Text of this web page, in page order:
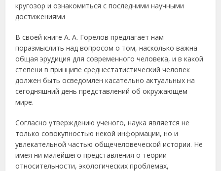
кругозор и ознакомиться с последними научными
достижениями
В своей книге А. А. Горелов предлагает нам
поразмыслить над вопросом о том, насколько важна
общая эрудиция для современного человека, и в какой
степени в принципе среднестатистический человек
должен быть осведомлен касательно актуальных на
сегодняшний день представлений об окружающем
мире.
Согласно утверждению ученого, наука является не
только совокупностью некой информации, но и
увлекательной частью общечеловеческой истории. Не
имея ни малейшего представления о теории
относительности, экологических проблемах,